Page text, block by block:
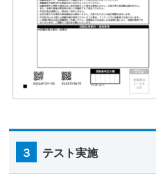
３ テスト実施